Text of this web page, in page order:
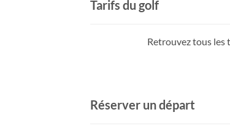
Tarifs du golf
Retrouvez tous les
Réserver un départ